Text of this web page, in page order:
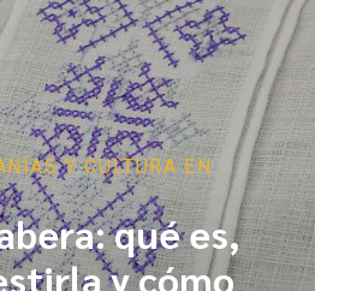
Y CULTURA EN
qué es,
y cómo